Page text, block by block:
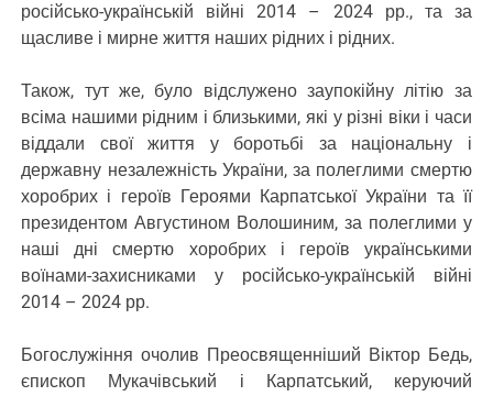
російсько-українській війні 2014 – 2024 рр., та за
щасливе і мирне життя наших рідних і рідних.
Також, тут же, було відслужено заупокійну літію за
всіма нашими рідним і близькими, які у різні віки і часи
віддали свої життя у боротьбі за національну і
державну незалежність України, за полеглими смертю
хоробрих і героїв Героями Карпатської України та її
президентом Августином Волошиним, за полеглими у
наші дні смертю хоробрих і героїв українськими
воїнами-захисниками у російсько-українській війні
2014 – 2024 рр.
Богослужіння очолив Преосвященніший Віктор Бедь,
єпископ Мукачівський і Карпатський, керуючий